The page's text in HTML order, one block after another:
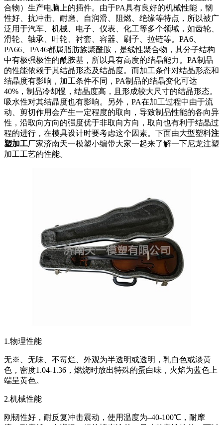
合物）生产电脑上的插件。由于PA具有良好的机械性能，韧
性好、抗冲击、耐磨、自润滑、阻燃、绝缘等特点，所以被广
泛用于汽车、机械、电子、仪表、化工等多个领域，如齿轮、
滑轮、轴承、叶轮、衬套、容器、刷子、拉链等。PA6、
PA66、PA46都属脂肪族聚酰胺，是线性聚合物，其分子结构
中有极强极性的酰胺基，所以具有高度的结晶能力。PA制品
的性能依赖于其结晶形态及结晶度。而加工条件对结晶形态和
结晶度有影响，加工条件不同，PA制品的结晶变化可达
40%，制品冷却慢，结晶度高，且形成较大尺寸的结晶形态。
吸水性对其结晶度也有影响。另外，PA在加工过程中由于流
动、剪切作用会产生一定程度的取向，导致制品性能的各向异
性，沿取向方向的强度优于非取向方向，取向也有利于结晶过
程的进行，在模具设计时要考虑这个因素。下面由大型塑料注
塑加工厂家济南天一模塑小编带大家一起来了解一下尼龙注塑
加工工艺的性能。
1.物理性能
无※、无味、不霉烂、外观为半透明或透明，乳白色或淡黄
色，密度1.04-1.36，燃烧时放出特殊的蛋白味，火焰为蓝色上
端呈黄色。
2.机械性能
刚韧性好，耐反复冲击震动，使用温度为–40-100℃，耐摩